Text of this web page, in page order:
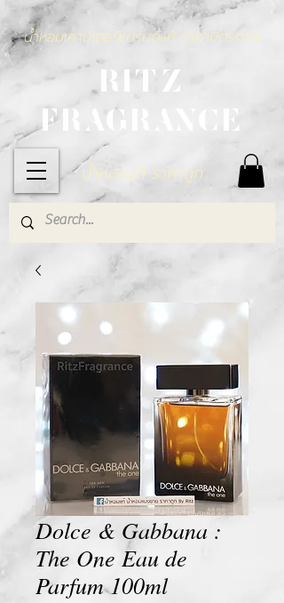
RITZ
FRAGRANCE
น้ำหอมแท้ ราคาถูก
น้ำหอมเคาน์เตอร์แบรนด์แท้ ราคามิตรภาพ
Dolce & Gabbana :
The One Eau de
Parfum 100ml